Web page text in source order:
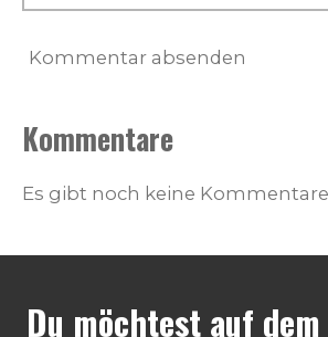
Kommentar absenden
Kommentare
Es gibt noch keine
Du möchtest auf